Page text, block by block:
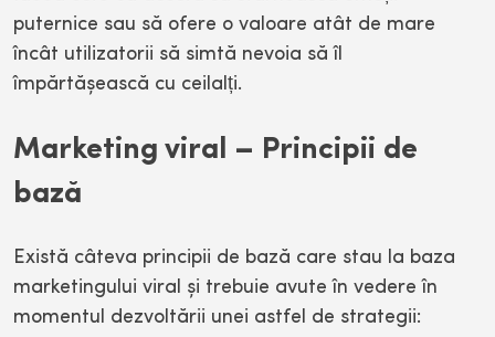
puternice sau să ofere o valoare atât de mare
încât utilizatorii să simtă nevoia să îl
împărtășească cu ceilalți.
Marketing viral – Principii de
bază
Există câteva principii de bază care stau la baza
marketingului viral și trebuie avute în vedere în
momentul dezvoltării unei astfel de strategii: